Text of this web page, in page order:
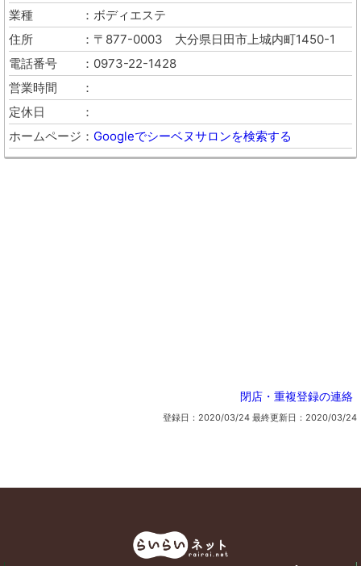
業種
ボディエステ
住所
〒877-0003 大分県日田市上城内町1450-1
電話番号
0973-22-1428
営業時間
定休日
ホームページ
Googleでシーベヌサロンを検索する
閉店・重複登録の連絡
登録日：2020/03/24 最終更新日：2020/03/24